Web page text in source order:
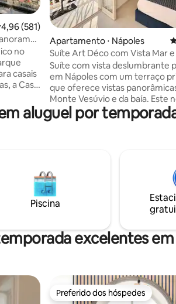
de uma avaliação média de 5, 581
4,96 (581)
no
casais
a Casa
para o
o
às
Apartamento ⋅ Nápoles
Suíte Art Déco com Vista Mar
com Vista para o Vesúvio
Suíte com vista deslumbrante
em Nápoles com um terraço
que oferece vistas
Monte Vesúvio e da baía. Este
espaço inspirado em Art Déco
tem luz natural e uma área de
explorar o coração da cidade.
de uma estadia única em um
histórico com interiores
condicionado, aquecimento,
cozinha compartilhada para
aluguel por
Piscina
excelentes
Preferido dos hóspedes
Preferido dos hóspedes